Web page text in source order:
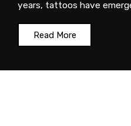
years, tattoos have
Read More